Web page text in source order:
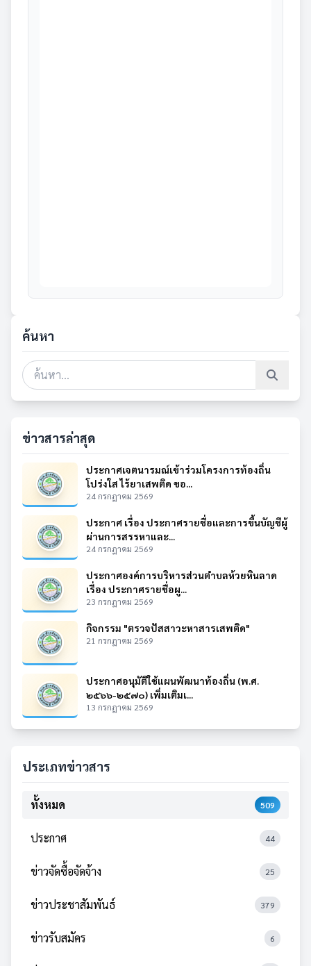
ค้นหา
ข่าวสารล่าสุด
ประกาศเจตนารมณ์เข้าร่วมโครงการท้องถิ่น
โปร่งใส ไร้ยาเสพติด ขอ...
24 กรกฎาคม 2569
ประกาศ เรื่อง ประกาศรายชื่อและการขึ้นบัญชีผู้
ผ่านการสรรหาและ...
24 กรกฎาคม 2569
ประกาศองค์การบริหารส่วนตำบลห้วยหินลาด
เรื่อง ประกาศรายชื่อผู...
23 กรกฎาคม 2569
กิจกรรม "ตรวจปัสสาวะหาสารเสพติด"
21 กรกฎาคม 2569
ประกาศอนุมัติใช้แผนพัฒนาท้องถิ่น (พ.ศ.
๒๕๖๖-๒๕๗๐) เพิ่มเติมเ...
13 กรกฎาคม 2569
ประเภทข่าวสาร
ทั้งหมด 509
ประกาศ 44
ข่าวจัดซื้อจัดจ้าง 25
ข่าวประชาสัมพันธ์ 379
ข่าวรับสมัคร 6